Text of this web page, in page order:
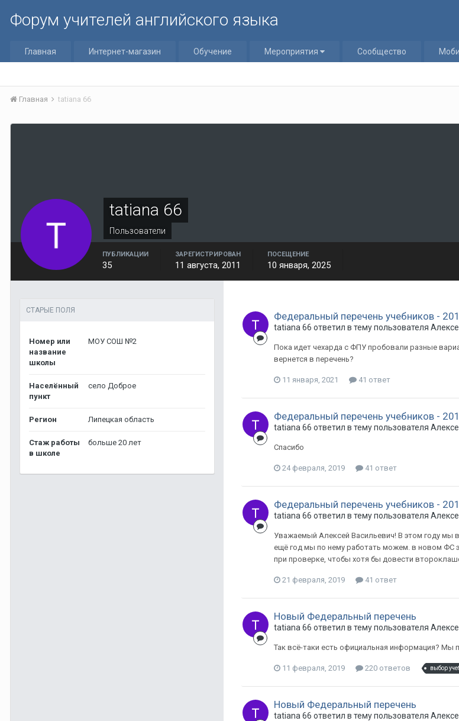
Форум учителей английского языка
Главная Интернет-магазин Обучение Мероприятия Сообщество
Главная tatiana 66
tatiana 66
Пользователи
ПУБЛИКАЦИИ
35
ЗАРЕГИСТРИРОВАН
11 августа, 2011
ПОСЕЩЕНИЕ
10 января, 2025
СТАРЫЕ ПОЛЯ
Номер или
название
школы
МОУ СОШ №2
Населённый
пункт
село Доброе
Регион Липецкая область
Стаж работы
в школе
больше 20 лет
Федеральный перечень учебников -
tatiana 66 ответил в тему пользователя
Пока идет чехарда с ФПУ пробовали разные
вернется в перечень?
11 января, 2021 41 ответ
Федеральный перечень учебников -
tatiana 66 ответил в тему пользователя
Спасибо
24 февраля, 2019 41 ответ
Федеральный перечень учебников -
tatiana 66 ответил в тему пользователя
Уважаемый Алексей Васильевич! В этом году мы
ещё год мы по нему работать можем. в новом ФС
при проверке, чтобы хотя бы довести
21 февраля, 2019 41 ответ
Новый Федеральный перечень
tatiana 66 ответил в тему пользователя
Так всё-таки есть официальная информация? Мы
11 февраля, 2019 220 ответов выбор
Новый Федеральный перечень
tatiana 66 ответил в тему пользователя